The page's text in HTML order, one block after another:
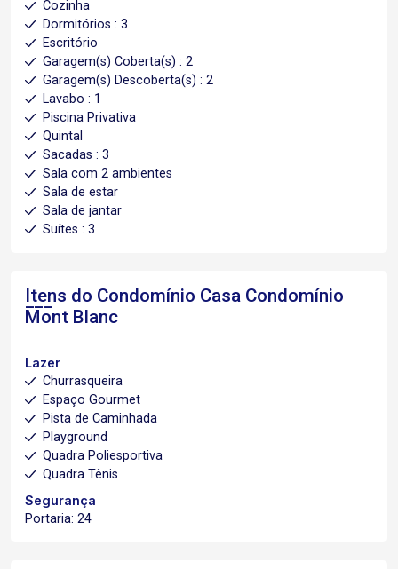
Cozinha
Dormitórios : 3
Escritório
Garagem(s) Coberta(s) : 2
Garagem(s) Descoberta(s) : 2
Lavabo : 1
Piscina Privativa
Quintal
Sacadas : 3
Sala com 2 ambientes
Sala de estar
Sala de jantar
Suítes : 3
Itens do Condomínio Casa Condomínio
Mont Blanc
Lazer
Churrasqueira
Espaço Gourmet
Pista de Caminhada
Playground
Quadra Poliesportiva
Quadra Tênis
Segurança
Portaria: 24